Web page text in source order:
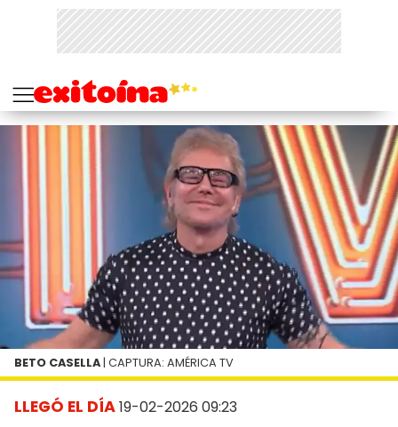
LLEGÓ EL DÍA19-02-2026 09:23
BETO CASELLA | CAPTURA: AMÉRICA TV